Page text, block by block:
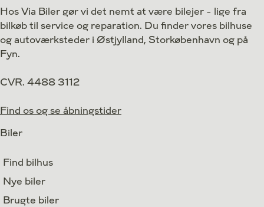
Hos Via Biler gør vi det nemt at være bilejer - lige fra
bilkøb til service og reparation. Du finder vores bilhuse
og autoværksteder i Østjylland, Storkøbenhavn og på
Fyn.
CVR. 4488 3112
Find os og se åbningstider
Biler
Find bilhus
Nye biler
Brugte biler